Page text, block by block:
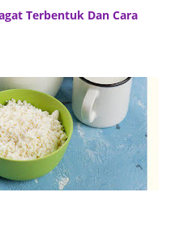
Terbentuk Dan Cara